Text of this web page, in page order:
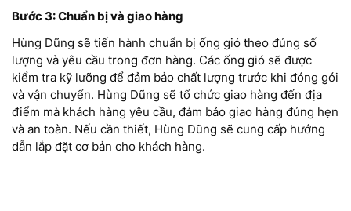
Bước 3: Chuẩn bị và giao hàng
Hùng Dũng sẽ tiến hành chuẩn bị ống gió theo đúng số
lượng và yêu cầu trong đơn hàng. Các ống gió sẽ được
kiểm tra kỹ lưỡng để đảm bảo chất lượng trước khi đóng gói
và vận chuyển. Hùng Dũng sẽ tổ chức giao hàng đến địa
điểm mà khách hàng yêu cầu, đảm bảo giao hàng đúng hẹn
và an toàn. Nếu cần thiết, Hùng Dũng sẽ cung cấp hướng
dẫn lắp đặt cơ bản cho khách hàng.